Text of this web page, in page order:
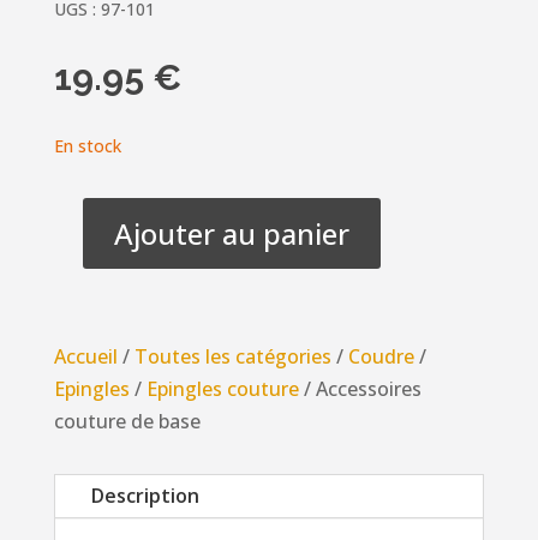
UGS : 97-101
19.95 €
En stock
quantité
couture
de
base
Ajouter au panier
Accueil / Toutes les catégories / Coudre/
Epingles / Epingles couture/ Accessoires
couture de base
Description